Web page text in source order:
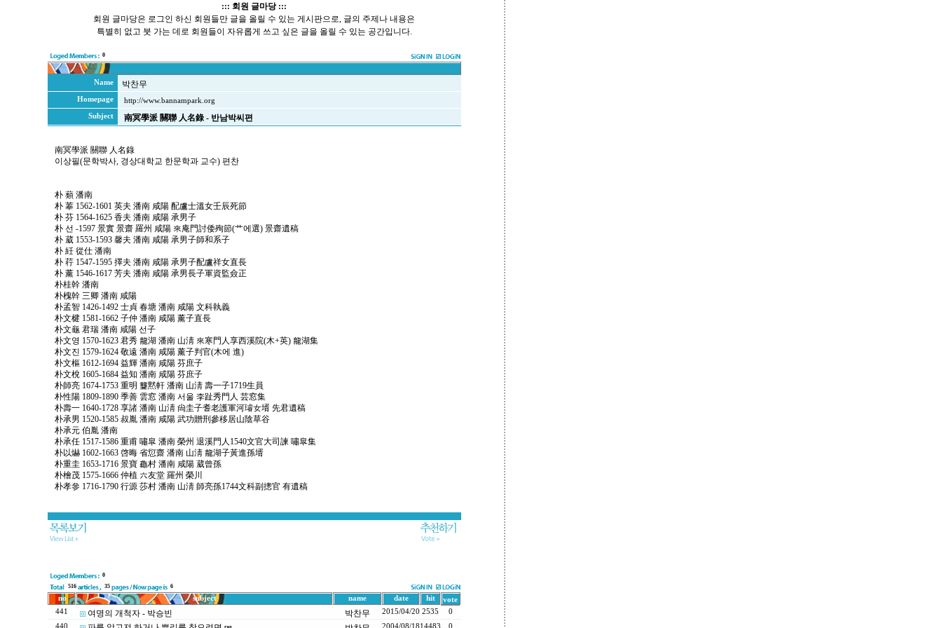
::: 회원 글마당 :::
회원 글마당은 로그인 하신 회원들만 글을 올릴 수 있는 게시판으로, 글의 주제나 내용은
특별히 없고 붓 가는 데로 회원들이 자유롭게 쓰고 싶은 글을 올릴 수 있는 공간입니다.
0
Name 박찬무
Homepage
http://www.bannampark.org
Subject
南冥學派 關聯 人名錄 - 반남박씨편
南冥學派 關聯 人名錄
이상필(문학박사, 경상대학교 한문학과 교수) 편찬
朴 蘱 潘南
朴 菶 1562-1601 英夫 潘南 咸陽 配盧士溫女壬辰死節
朴 芬 1564-1625 香夫 潘南 咸陽 承男子
朴 선 -1597 景實 景齋 羅州 咸陽 來庵門討倭殉節(艹에選) 景齋遺稿
朴 葳 1553-1593 馨夫 潘南 咸陽 承男子師和系子
朴 紝 從仕 潘南
朴 荇 1547-1595 擇夫 潘南 咸陽 承男子配盧祥女直長
朴 薰 1546-1617 芳夫 潘南 咸陽 承男長子軍資監僉正
朴桂幹 潘南
朴槐幹 三卿 潘南 咸陽
朴孟智 1426-1492 士貞 春塘 潘南 咸陽 文科執義
朴文楗 1581-1662 子仲 潘南 咸陽 薰子直長
朴文龜 君瑞 潘南 咸陽 선子
朴文영 1570-1623 君秀 龍湖 潘南 山淸 來寒門人享西溪院(木+英) 龍湖集
朴文진 1579-1624 敬遠 潘南 咸陽 薰子判官(木에 進)
朴文樞 1612-1694 益輝 潘南 咸陽 芬庶子
朴文梲 1605-1684 益知 潘南 咸陽 芬庶子
朴師亮 1674-1753 重明 聾黙軒 潘南 山淸 壽一子1719生員
朴性陽 1809-1890 季善 雲窓 潘南 서울 李趾秀門人 芸窓集
朴壽一 1640-1728 享諸 潘南 山淸 尙圭子耆老護軍河璿女壻 先君遺稿
朴承男 1520-1585 叔胤 潘南 咸陽 武功贈刑參移居山陰草谷
朴承元 伯胤 潘南
朴承任 1517-1586 重甫 嘯皐 潘南 榮州 退溪門人1540文官大司諫 嘯皐集
朴以爀 1602-1663 啓晦 省愆齋 潘南 山淸 龍湖子黃進孫壻
朴重圭 1653-1716 景寶 龜村 潘南 咸陽 葳曾孫
朴檜茂 1575-1666 仲植 六友堂 羅州 榮川
朴孝參 1716-1790 行源 莎村 潘南 山淸 師亮孫1744文科副摠官 有遺稿
0
516
35 6
no subject name date hit
vote
441
여명의 개척자 - 박승빈 박찬무 2015/04/20 2535
0
440
2004/08/1814483 0